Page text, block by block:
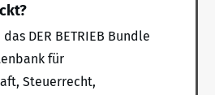
DER BETRIEB Bundle
für
Steuerrecht,